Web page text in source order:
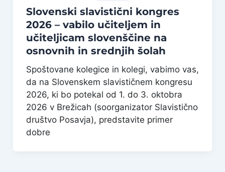
Slovenski slavistični kongres
2026 – vabilo učiteljem in
učiteljicam slovenščine na
osnovnih in srednjih šolah
Spoštovane kolegice in kolegi, vabimo vas,
da na Slovenskem slavističnem kongresu
2026, ki bo potekal od 1. do 3. oktobra
2026 v Brežicah (soorganizator Slavistično
društvo Posavja), predstavite primer
dobre